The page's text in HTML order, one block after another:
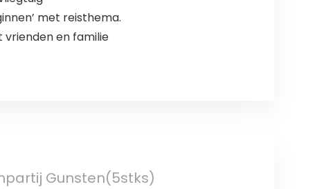
met reisthema.
vrienden en familie
Gunsten(5stks)